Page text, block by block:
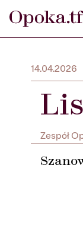
14.04.2026
Zespół